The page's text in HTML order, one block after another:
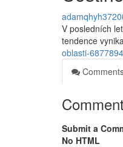
V posledních
tendence
oblasti-
Submit a
No HTML